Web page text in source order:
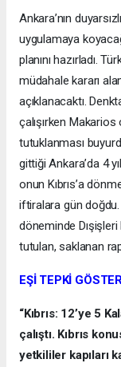
Ankara’nın
uygulamaya
planını hazırladı.
müdahale kararı
açıklanacaktı.
çalışırken
tutuklanması
gittiği Ankara’da 4
onun Kıbrıs’a
iftiralara gün doğdu.
döneminde Dışişleri
tutulan, saklanan
EŞİ TEPKİ
“Kıbrıs: 12’ye 5
çalıştı. Kıbrıs
yetkililer kapıları